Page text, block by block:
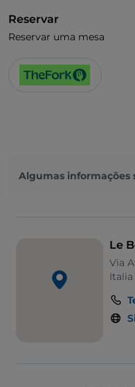
Reservar
Reservar uma mesa
Algumas informações
Le
Via
Italia